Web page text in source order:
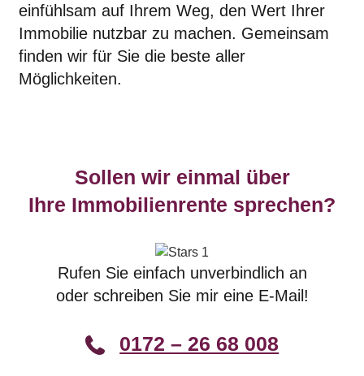
einfühlsam auf Ihrem Weg, den Wert Ihrer
Immobilie nutzbar zu machen. Gemeinsam
finden wir für Sie die beste aller
Möglichkeiten.
Sollen wir einmal über
Ihre Immobilienrente sprechen?
Rufen Sie einfach unverbindlich an
oder schreiben Sie mir eine E-Mail!
0172 – 26 68 008